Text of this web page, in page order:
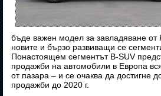
бъде важен модел за завладяване от
новите и бързо развиващи се
Понастоящем сегментът B-SUV
продажби на автомобили в Европа
от пазара – и се очаква да достигне
продажби до 2020 г.